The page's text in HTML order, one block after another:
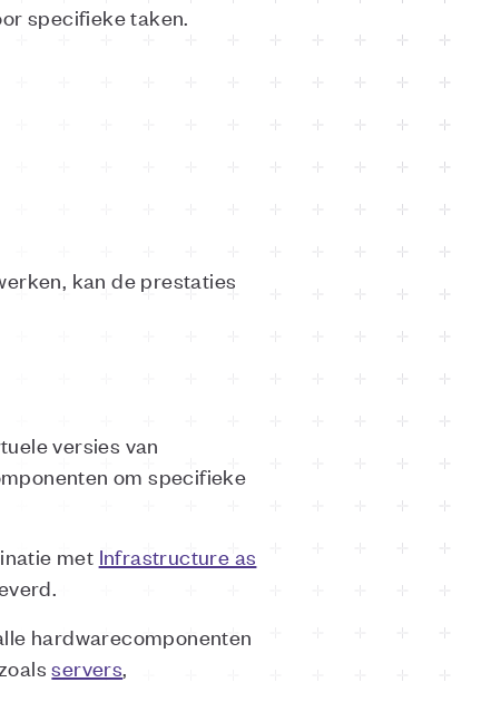
specifieke taken.
kan de prestaties
versies van
om specifieke
met Infrastructure as
hardwarecomponenten
servers,